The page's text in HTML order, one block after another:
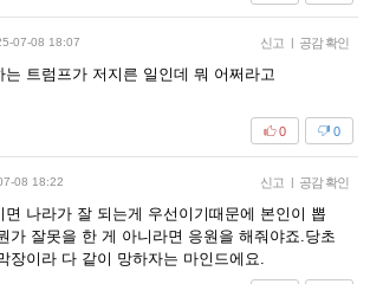
07-08 18:07 신고 | 공감 확인
는 트럼프가 저지른 일인데 뭐 어쩌라고
0
0
08 18:22 신고 | 공감 확인
면 나라가 잘 되는게 우선이기때문에 본인이 뽑
가 잘못을 한 게 아니라면 응원을 해줘야죠.당초
장이라 다 같이 망하자는 마인드에요.